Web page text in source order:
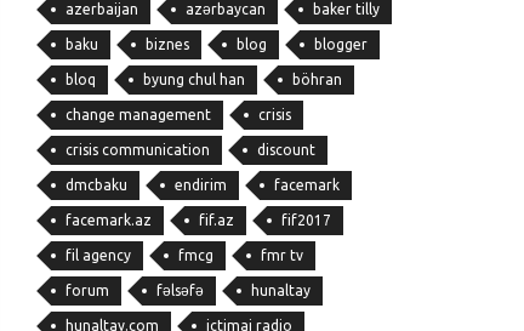
azerbaijan azərbaycan baker tilly
baku biznes blog blogger
bloq byung chul han böhran
change management crisis
crisis communication discount
dmcbaku endirim facemark
facemark.az fif.az fif2017
fil agency fmcg fmr tv
forum fəlsəfə hunaltay
hunaltay.com ictimai radio